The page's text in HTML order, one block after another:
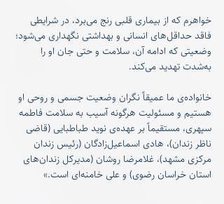
خواهرم که از بیماری قلبی رنج می‌برد، در شرایطی
فاقد حداقل‌های انسانی و بهداشتی نگهداری می‌شود؛
وضعیتی که ادامه آن، سلامت و حتی جان او را
به‌شدت تهدید می‌کند.
خانواده‌ی ما عمیقاً نگران وضعیت جسمی و روحی او
هستیم و مسئولیت هرگونه آسیب به سلامت فاطمه
سپهری، مستقیماً بر عهده‌ی نوید طباطبایی (قاضی
ناظر زندان)، هادی اسماعیل‌زادگان (رئیس زندان
مرکزی مشهد)، غلامرضا روشان (مدیرکل زندان‌های
استان خراسان رضوی) و علی خامنه‌ای است.»